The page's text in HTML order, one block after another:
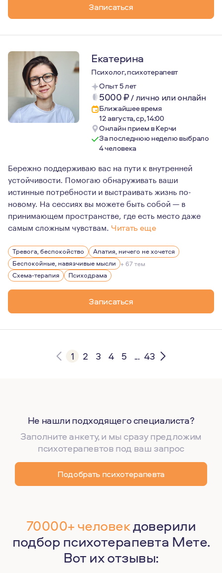
Записаться
Екатерина
Психолог, психотерапевт
Опыт 5 лет
5000₽/лично или онлайн
Ближайшее время
12 августа, ср, 14:00
Онлайн прием в Керчи
За последнюю неделю выбрало
4 человека
Бережно поддерживаю вас на пути к внутренней
устойчивости. Помогаю обнаруживать ваши
истинные потребности и выстраивать жизнь по-
новому. На сессиях вы можете быть собой — в
принимающем пространстве, где есть место даже
самым сложным чувствам. Читать еще
Мне 38 лет. Первое образование — стратегический
В работе для меня важны честность, глубина и
Помимо работы я люблю горы и сноуборд, бег и
Постоянное обучение новому — неотъемлемая и одна
Тревога, беспокойство
Апатия, ничего не хочется
Беспокойные, навязчивые мысли + 67 тем
Схема-терапия
Психодрама
Записаться
1 2 3 4 5 ... 43
Не нашли подходящего специалиста?
Заполните анкету, и мы сразу предложим
психотерапевтов под ваш запрос
Подобрать психотерапевта
70000+ человекдоверили
подбор психотерапевта Мете.
Вот их отзывы: